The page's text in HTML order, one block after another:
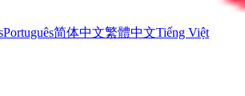
Português简体中文繁體中文Tiếng Việt